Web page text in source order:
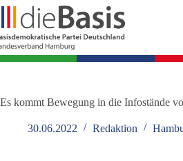
Zum
Inhalt
springen
Es kommt Bewegung in die Infostände
30.06.2022 Redaktion